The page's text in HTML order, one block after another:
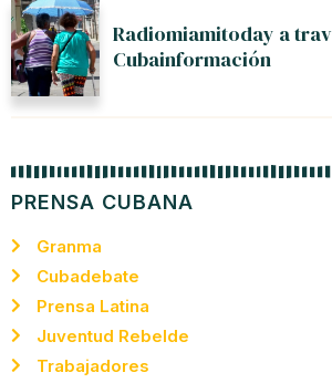
Radiomiamitoday a
Cubainformación
PRENSA CUBANA
Granma
Cubadebate
Prensa Latina
Juventud Rebelde
Trabajadores